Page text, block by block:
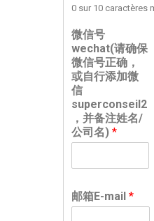
0 sur 10 caractères
微信号
wechat(请确保
微信号正确，
或自行添加微
信
superconseil2
，并备注姓名/
公司名) *
邮箱E-mail *